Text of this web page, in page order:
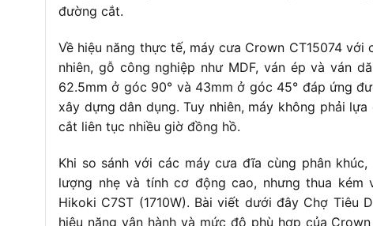
đường cắt.
Về hiệu năng thực tế, máy cưa Crown CT15074
nhiên, gỗ công nghiệp như MDF, ván ép và ván
62.5mm ở góc 90° và 43mm ở góc 45° đáp ứng
xây dựng dân dụng. Tuy nhiên, máy không phải
cắt liên tục nhiều giờ đồng hồ.
Khi so sánh với các máy cưa đĩa cùng phân
lượng nhẹ và tính cơ động cao, nhưng thua
Hikoki C7ST (1710W). Bài viết dưới đây Chợ
hiệu năng vận hành và mức độ phù hợp của